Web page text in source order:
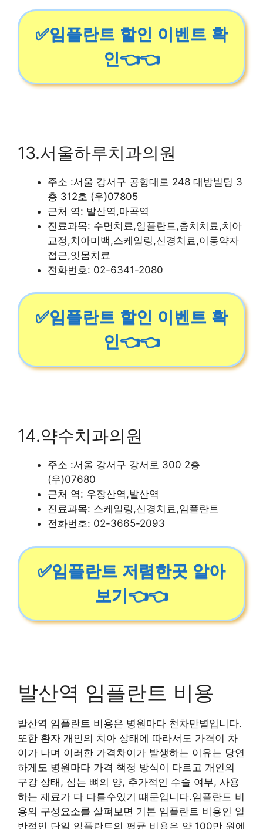
✅임플란트 할인 이벤트 확
인👈👈
13.서울하루치과의원
주소 :서울 강서구 공항대로 248 대방빌딩 3
층 312호 (우)07805
근처 역: 발산역,마곡역
진료과목: 수면치료,임플란트,충치치료,치아
교정,치아미백,스케일링,신경치료,이동약자
접근,잇몸치료
전화번호: 02-6341-2080
✅임플란트 할인 이벤트 확
인👈👈
14.약수치과의원
주소 :서울 강서구 강서로 300 2층
(우)07680
근처 역: 우장산역,발산역
진료과목: 스케일링,신경치료,임플란트
전화번호: 02-3665-2093
✅임플란트 저렴한곳 알아
보기👈👈
발산역 임플란트 비용
발산역 임플란트 비용은 병원마다 천차만별입니다.
또한 환자 개인의 치아 상태에 따라서도 가격이 차
이가 나며 이러한 가격차이가 발생하는 이유는 당연
하게도 병원마다 가격 책정 방식이 다르고 개인의
구강 상태, 심는 뼈의 양, 추가적인 수술 여부, 사용
하는 재료가 다 다를수있기 떄문입니다.임플란트 비
용의 구성요소를 살펴보면 기본 임플란트 비용인 일
반적인 단일 임플란트의 평균 비용은 약 100만 원에